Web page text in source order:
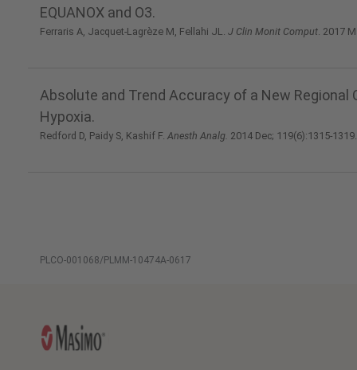
EQUANOX and O3.
Ferraris A, Jacquet-Lagrèze M, Fellahi JL. J Clin Monit Comput . 2017
Absolute and Trend Accuracy of a New
Hypoxia.
Redford D, Paidy S, Kashif F. Anesth Analg. 2014 Dec; 119(6):1315-
PLCO-001068/PLMM-10474A-0617